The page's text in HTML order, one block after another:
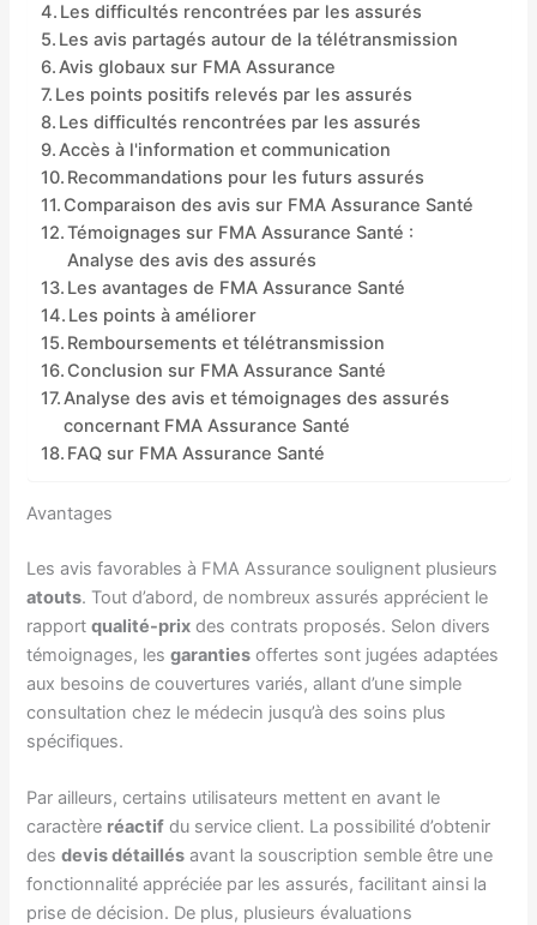
Les difficultés rencontrées par les assurés
Les avis partagés autour de la télétransmission
Avis globaux sur FMA Assurance
Les points positifs relevés par les assurés
Les difficultés rencontrées par les assurés
Accès à l'information et communication
Recommandations pour les futurs assurés
Comparaison des avis sur FMA Assurance Santé
Témoignages sur FMA Assurance Santé :
Analyse des avis des assurés
Les avantages de FMA Assurance Santé
Les points à améliorer
Remboursements et télétransmission
Conclusion sur FMA Assurance Santé
Analyse des avis et témoignages des assurés
concernant FMA Assurance Santé
FAQ sur FMA Assurance Santé
Avantages
Les avis favorables à FMA Assurance soulignent plusieurs
atouts. Tout d’abord, de nombreux assurés apprécient le
rapportqualité-prix des contrats proposés. Selon divers
témoignages, lesgaranties offertes sont jugées adaptées
aux besoins de couvertures variés, allant d’une simple
consultation chez le médecin jusqu’à des soins plus
spécifiques.
Par ailleurs, certains utilisateurs mettent en avant le
caractère réactif du service client. La possibilité d’obtenir
desdevis détaillés avant la souscription semble être une
fonctionnalité appréciée par les assurés, facilitant ainsi la
prise de décision. De plus, plusieurs évaluations